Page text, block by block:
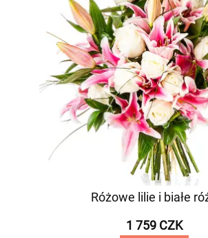
Różowe lilie i białe
1 759 CZK